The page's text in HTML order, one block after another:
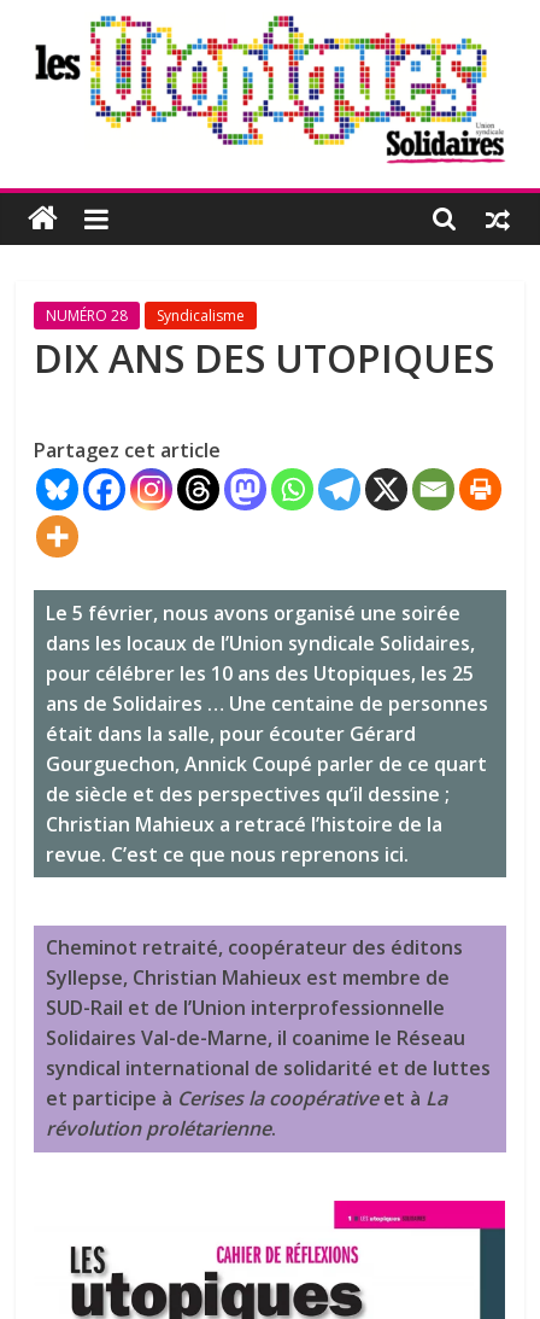
contenu
Les
Utopiques
Revue
réflexion
l'Union
syndicale
Solidaires
NUMÉRO 28 Syndicalisme
DIX ANS DES UTOPIQUES
Partagez cet article
Le 5 février, nous avons organisé une soirée
dans les locaux de l’Union syndicale Solidaires,
pour célébrer les 10 ans des Utopiques, les 25
ans de Solidaires … Une centaine de personnes
était dans la salle, pour écouter Gérard
Gourguechon, Annick Coupé parler de ce quart
de siècle et des perspectives qu’il dessine ;
Christian Mahieux a retracé l’histoire de la
revue. C’est ce que nous reprenons ici.
Cheminot retraité, coopérateur des éditons
Syllepse, Christian Mahieux est membre de
SUD-Rail et de l’Union interprofessionnelle
Solidaires Val-de-Marne, il coanime le Réseau
syndical international de solidarité et de luttes
et participe à Cerises la coopérativeet à La
révolution prolétarienne.